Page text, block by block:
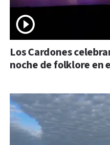
Los Cardones
noche de folklore en